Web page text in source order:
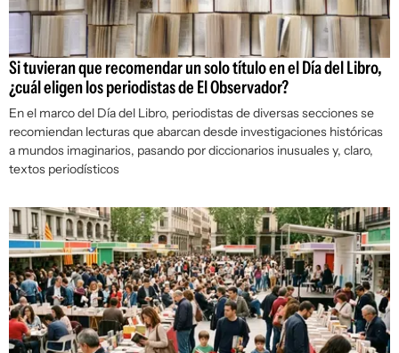
Si tuvieran que recomendar un solo título en el Día del Libro,
¿cuál eligen los periodistas de El Observador?
En el marco del Día del Libro, periodistas de diversas secciones se
recomiendan lecturas que abarcan desde investigaciones históricas
a mundos imaginarios, pasando por diccionarios inusuales y, claro,
textos periodísticos